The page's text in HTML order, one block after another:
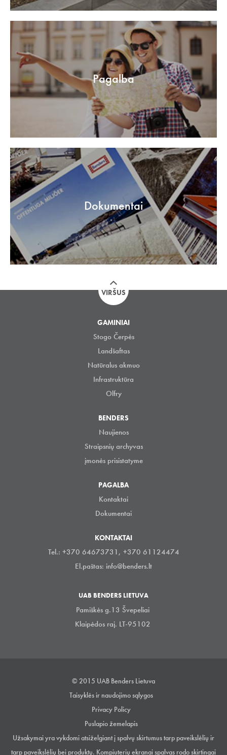
Pagalba
Dokumentai
VIRŠUS
GAMINIAI
Stogo Čerpės
Landšaftas
Natūralus akmuo
Infrastruktūra
Olfry
BENDERS
Naujienos
Straipsnių archyvas
įmonės prisistatyme
PAGALBA
Kontaktai
Dokumentai
KONTAKTAI
Tel.: +370 64673731, +370 61124474
El.paštas: info@benders.lt
UAB BENDERS LIETUVA
Pamiškės g.13 Švepeliai
Klaipėdos raj. LT-95102
© 2015 UAB Benders Lietuva
Taisyklės ir naudojimo sąlygos
Privacy Policy
Puslapio žemelapis
Užsakymai yra vykdomi atsiželgiant į spalvų skirtumus tarp paveikslėlių ir
tarp paveikslėlių bei produktų. Kompiuterių ekranai spalvas rodo skirtingai